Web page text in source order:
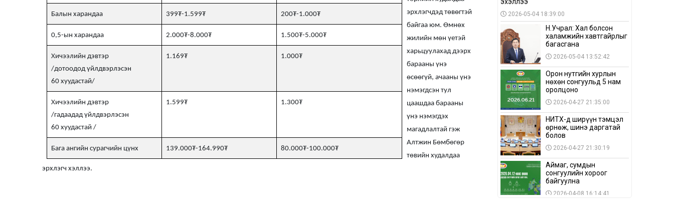
Балын харандаа 399₮-1.599₮ 200₮-1.000₮
0,5-ын харандаа 2.000₮-8.000₮ 1.500₮-5.000₮
Хичээлийн дэвтэр
/дотоодод үйлдвэрлэсэн
60 хуудастай/
1.169₮ 1.000₮
Хичээлийн дэвтэр
/гадаадад үйлдвэрлэсэн
60 хуудастай /
1.599₮ 1.300₮
Бага ангийн сурагчийн цүнх 139.000₮-164.990₮ 80.000₮-100.000₮
эрхлэгчдэд төвөгтэй
байгаа юм. Өмнөх
жилийн мөн үетэй
харьцуулахад дээрх
барааны үнэ
өсөөгүй, ачааны үнэ
нэмэгдсэн тул
цаашдаа барааны
үнэ нэмэгдэх
магадлалтай гэж
Алтжин Бөмбөгөр
төвийн худалдаа
эрхлэгч хэллээ.
2026-05-04 18:39:00
Н.Учрал: Хал болсон
халамжийн хавтгайрлыг
багасгана
2026-05-04 13:52:42
Орон нутгийн хурлын
нөхөн сонгуульд 5 нам
оролцоно
2026-04-27 21:35:00
НИТХ-д ширүүн тэмцэл
өрнөж, шинэ даргатай
болов
2026-04-27 21:30:19
Аймаг, сумдын
сонгуулийн хороог
байгуулна
2026-04-08 16:14:41